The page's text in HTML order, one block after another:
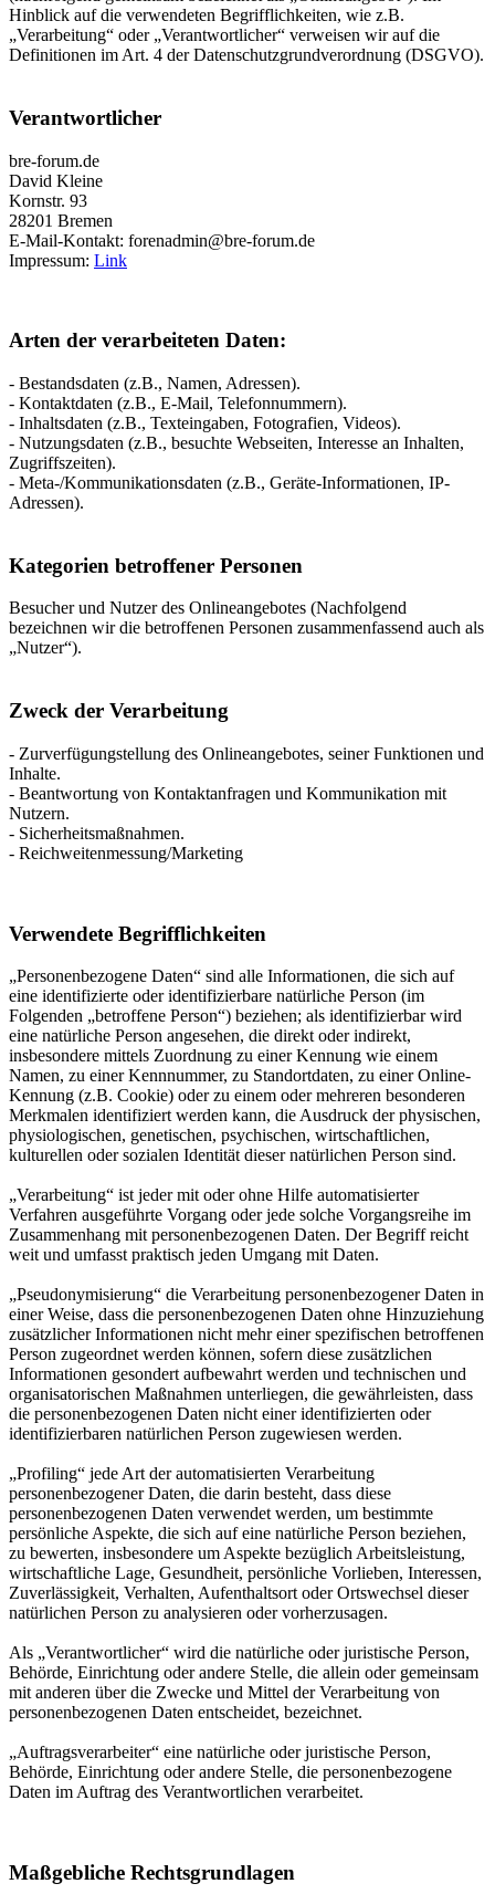
Hinblick auf die verwendeten Begrifflichkeiten, wie z.B.
„Verarbeitung“ oder „Verantwortlicher“ verweisen wir auf die
Definitionen im Art. 4 der Datenschutzgrundverordnung (DSGVO).
Verantwortlicher
bre-forum.de
David Kleine
Kornstr. 93
28201 Bremen
E-Mail-Kontakt: forenadmin@bre-forum.de
Impressum: Link
Arten der verarbeiteten Daten:
- Bestandsdaten (z.B., Namen, Adressen).
- Kontaktdaten (z.B., E-Mail, Telefonnummern).
- Inhaltsdaten (z.B., Texteingaben, Fotografien, Videos).
- Nutzungsdaten (z.B., besuchte Webseiten, Interesse an Inhalten,
Zugriffszeiten).
- Meta-/Kommunikationsdaten (z.B., Geräte-Informationen, IP-
Adressen).
Kategorien betroffener Personen
Besucher und Nutzer des Onlineangebotes (Nachfolgend
bezeichnen wir die betroffenen Personen zusammenfassend auch als
„Nutzer“).
Zweck der Verarbeitung
- Zurverfügungstellung des Onlineangebotes, seiner Funktionen und
Inhalte.
- Beantwortung von Kontaktanfragen und Kommunikation mit
Nutzern.
- Sicherheitsmaßnahmen.
- Reichweitenmessung/Marketing
Verwendete Begrifflichkeiten
„Personenbezogene Daten“ sind alle Informationen, die sich auf
eine identifizierte oder identifizierbare natürliche Person (im
Folgenden „betroffene Person“) beziehen; als identifizierbar wird
eine natürliche Person angesehen, die direkt oder indirekt,
insbesondere mittels Zuordnung zu einer Kennung wie einem
Namen, zu einer Kennnummer, zu Standortdaten, zu einer Online-
Kennung (z.B. Cookie) oder zu einem oder mehreren besonderen
Merkmalen identifiziert werden kann, die Ausdruck der physischen,
physiologischen, genetischen, psychischen, wirtschaftlichen,
kulturellen oder sozialen Identität dieser natürlichen Person sind.
„Verarbeitung“ ist jeder mit oder ohne Hilfe automatisierter
Verfahren ausgeführte Vorgang oder jede solche Vorgangsreihe im
Zusammenhang mit personenbezogenen Daten. Der Begriff reicht
weit und umfasst praktisch jeden Umgang mit Daten.
„Pseudonymisierung“ die Verarbeitung personenbezogener Daten in
einer Weise, dass die personenbezogenen Daten ohne Hinzuziehung
zusätzlicher Informationen nicht mehr einer spezifischen betroffenen
Person zugeordnet werden können, sofern diese zusätzlichen
Informationen gesondert aufbewahrt werden und technischen und
organisatorischen Maßnahmen unterliegen, die gewährleisten, dass
die personenbezogenen Daten nicht einer identifizierten oder
identifizierbaren natürlichen Person zugewiesen werden.
„Profiling“ jede Art der automatisierten Verarbeitung
personenbezogener Daten, die darin besteht, dass diese
personenbezogenen Daten verwendet werden, um bestimmte
persönliche Aspekte, die sich auf eine natürliche Person beziehen,
zu bewerten, insbesondere um Aspekte bezüglich Arbeitsleistung,
wirtschaftliche Lage, Gesundheit, persönliche Vorlieben, Interessen,
Zuverlässigkeit, Verhalten, Aufenthaltsort oder Ortswechsel dieser
natürlichen Person zu analysieren oder vorherzusagen.
Als „Verantwortlicher“ wird die natürliche oder juristische Person,
Behörde, Einrichtung oder andere Stelle, die allein oder gemeinsam
mit anderen über die Zwecke und Mittel der Verarbeitung von
personenbezogenen Daten entscheidet, bezeichnet.
„Auftragsverarbeiter“ eine natürliche oder juristische Person,
Behörde, Einrichtung oder andere Stelle, die personenbezogene
Daten im Auftrag des Verantwortlichen verarbeitet.
Maßgebliche Rechtsgrundlagen